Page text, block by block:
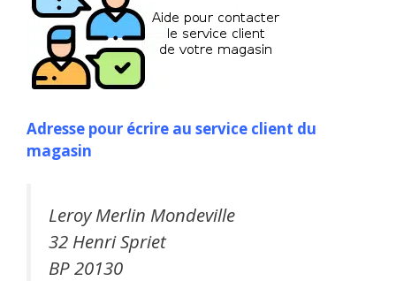
Adresse pour écrire au service client du
magasin
Leroy Merlin Mondeville
32 Henri Spriet
BP 20130